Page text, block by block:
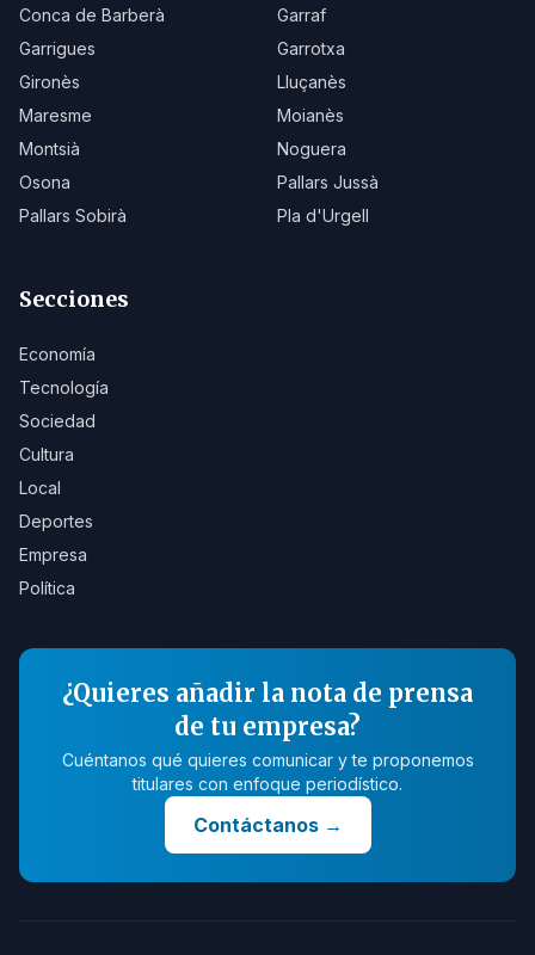
Conca de Barberà
Garraf
Garrigues
Garrotxa
Gironès
Lluçanès
Maresme
Moianès
Montsià
Noguera
Osona
Pallars Jussà
Pallars Sobirà
Pla d'Urgell
Secciones
Economía
Tecnología
Sociedad
Cultura
Local
Deportes
Empresa
Política
¿Quieres añadir la nota de prensa
de tu empresa?
Cuéntanos qué quieres comunicar y te proponemos
titulares con enfoque periodístico.
Contáctanos→